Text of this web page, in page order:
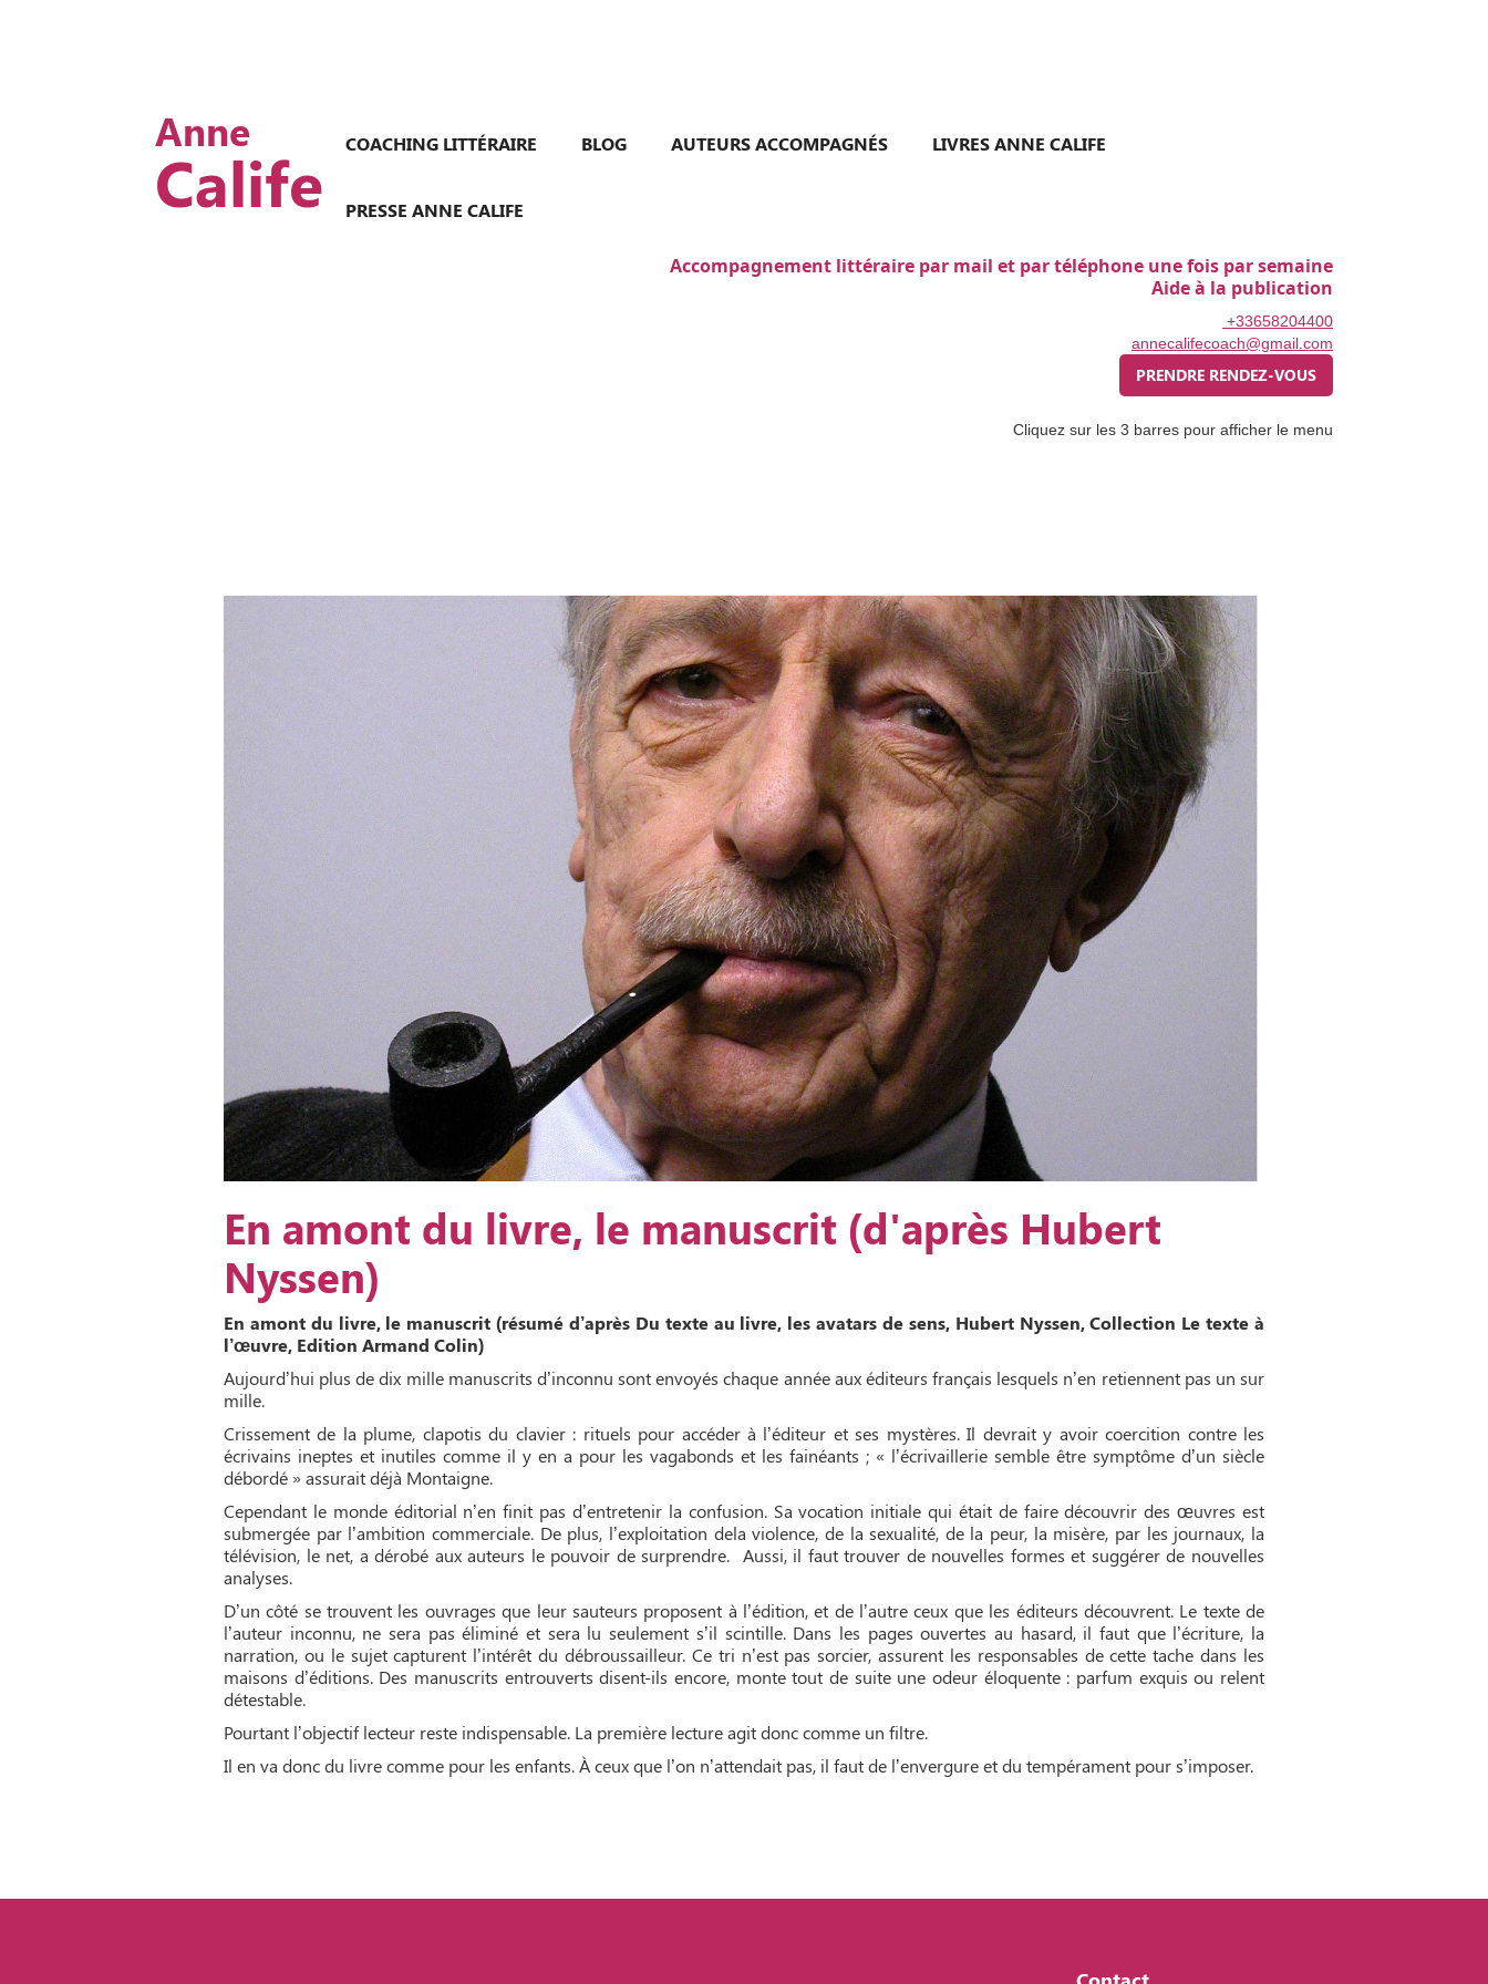
Anne
Calife COACHING LITTÉRAIRE BLOG AUTEURS ACCOMPAGNÉS LIVRES ANNE CALIFE
PRESSE ANNE CALIFE
Accompagnement littéraire par mail et par téléphone une fois par semaine
Aide à la publication
+33658204400
annecalifecoach@gmail.com
PRENDRE RENDEZ-VOUS
Cliquez sur les 3 barres pour afficher le menu
En amont du livre, le manuscrit (d'après Hubert
Nyssen)
En amont du livre, le manuscrit (résumé d’après Du texte au livre, les avatars de sens, Hubert Nyssen, Collection Le texte à
l’œuvre, Edition Armand Colin)
Aujourd’hui plus de dix mille manuscrits d’inconnu sont envoyés chaque année aux éditeurs français lesquels n’en retiennent pas un sur
mille.
Crissement de la plume, clapotis du clavier : rituels pour accéder à l’éditeur et ses mystères. Il devrait y avoir coercition contre les
écrivains ineptes et inutiles comme il y en a pour les vagabonds et les fainéants ; « l’écrivaillerie semble être symptôme d’un siècle
débordé » assurait déjà Montaigne.
Cependant le monde éditorial n’en finit pas d’entretenir la confusion. Sa vocation initiale qui était de faire découvrir des œuvres est
submergée par l’ambition commerciale. De plus, l’exploitation dela violence, de la sexualité, de la peur, la misère, par les journaux, la
télévision, le net, a dérobé aux auteurs le pouvoir de surprendre. Aussi, il faut trouver de nouvelles formes et suggérer de nouvelles
analyses.
D’un côté se trouvent les ouvrages que leur sauteurs proposent à l’édition, et de l’autre ceux que les éditeurs découvrent. Le texte de
l’auteur inconnu, ne sera pas éliminé et sera lu seulement s’il scintille. Dans les pages ouvertes au hasard, il faut que l’écriture, la
narration, ou le sujet capturent l’intérêt du débroussailleur. Ce tri n’est pas sorcier, assurent les responsables de cette tache dans les
maisons d’éditions. Des manuscrits entrouverts disent-ils encore, monte tout de suite une odeur éloquente : parfum exquis ou relent
détestable.
Pourtant l’objectif lecteur reste indispensable. La première lecture agit donc comme un filtre.
Il en va donc du livre comme pour les enfants. À ceux que l’on n’attendait pas, il faut de l’envergure et du tempérament pour s’imposer.